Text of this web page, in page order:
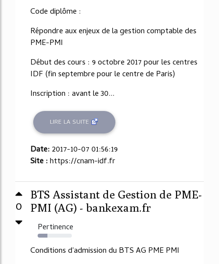
Code diplôme :
Répondre aux enjeux de la gestion comptable des
PME-PMI
Début des cours : 9 octobre 2017 pour les centres
IDF (fin septembre pour le centre de Paris)
Inscription : avant le 30...
LIRE LA SUITE
Date: 2017-10-07 01:56:19
Site :https://cnam-idf.fr
0
BTS Assistant de Gestion de PME-
PMI (AG) - bankexam.fr
Pertinence
29%
Conditions d'admission du BTS AG PME PMI